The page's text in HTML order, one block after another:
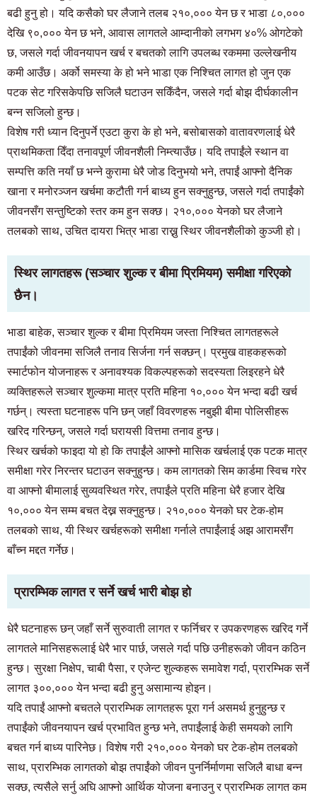
बढी हुनु हो। यदि कसैको घर लैजाने तलब २१०,००० येन छ र भाडा ८०,०००
देखि ९०,००० येन छ भने, आवास लागतले आम्दानीको लगभग ४०% ओगटेको
छ, जसले गर्दा जीवनयापन खर्च र बचतको लागि उपलब्ध रकममा उल्लेखनीय
कमी आउँछ। अर्को समस्या के हो भने भाडा एक निश्चित लागत हो जुन एक
पटक सेट गरिसकेपछि सजिलै घटाउन सकिँदैन, जसले गर्दा बोझ दीर्घकालीन
बन्न सजिलो हुन्छ।
विशेष गरी ध्यान दिनुपर्ने एउटा कुरा के हो भने, बसोबासको वातावरणलाई धेरै
प्राथमिकता दिँदा तनावपूर्ण जीवनशैली निम्त्याउँछ। यदि तपाईंले स्थान वा
सम्पत्ति कति नयाँ छ भन्ने कुरामा धेरै जोड दिनुभयो भने, तपाईं आफ्नो दैनिक
खाना र मनोरञ्जन खर्चमा कटौती गर्न बाध्य हुन सक्नुहुन्छ, जसले गर्दा तपाईंको
जीवनसँग सन्तुष्टिको स्तर कम हुन सक्छ। २१०,००० येनको घर लैजाने
तलबको साथ, उचित दायरा भित्र भाडा राख्नु स्थिर जीवनशैलीको कुञ्जी हो।
स्थिर लागतहरू (सञ्चार शुल्क र बीमा प्रिमियम) समीक्षा गरिएको
छैन।
भाडा बाहेक, सञ्चार शुल्क र बीमा प्रिमियम जस्ता निश्चित लागतहरूले
तपाईंको जीवनमा सजिलै तनाव सिर्जना गर्न सक्छन्। प्रमुख वाहकहरूको
स्मार्टफोन योजनाहरू र अनावश्यक विकल्पहरूको सदस्यता लिइरहने धेरै
व्यक्तिहरूले सञ्चार शुल्कमा मात्र प्रति महिना १०,००० येन भन्दा बढी खर्च
गर्छन्। त्यस्ता घटनाहरू पनि छन् जहाँ विवरणहरू नबुझी बीमा पोलिसीहरू
खरिद गरिन्छन्, जसले गर्दा घरायसी वित्तमा तनाव हुन्छ।
स्थिर खर्चको फाइदा यो हो कि तपाईंले आफ्नो मासिक खर्चलाई एक पटक मात्र
समीक्षा गरेर निरन्तर घटाउन सक्नुहुन्छ। कम लागतको सिम कार्डमा स्विच गरेर
वा आफ्नो बीमालाई सुव्यवस्थित गरेर, तपाईंले प्रति महिना धेरै हजार देखि
१०,००० येन सम्म बचत देख्न सक्नुहुन्छ। २१०,००० येनको घर टेक-होम
तलबको साथ, यी स्थिर खर्चहरूको समीक्षा गर्नाले तपाईंलाई अझ आरामसँग
बाँच्न मद्दत गर्नेछ।
प्रारम्भिक लागत र सर्ने खर्च भारी बोझ हो
धेरै घटनाहरू छन् जहाँ सर्ने सुरुवाती लागत र फर्निचर र उपकरणहरू खरिद गर्ने
लागतले मानिसहरूलाई धेरै भार पार्छ, जसले गर्दा पछि उनीहरूको जीवन कठिन
हुन्छ। सुरक्षा निक्षेप, चाबी पैसा, र एजेन्ट शुल्कहरू समावेश गर्दा, प्रारम्भिक सर्ने
लागत ३००,००० येन भन्दा बढी हुनु असामान्य होइन।
यदि तपाईं आफ्नो बचतले प्रारम्भिक लागतहरू पूरा गर्न असमर्थ हुनुहुन्छ र
तपाईंको जीवनयापन खर्च प्रभावित हुन्छ भने, तपाईंलाई केही समयको लागि
बचत गर्न बाध्य पारिनेछ। विशेष गरी २१०,००० येनको घर टेक-होम तलबको
साथ, प्रारम्भिक लागतको बोझ तपाईंको जीवन पुनर्निर्माणमा सजिलै बाधा बन्न
सक्छ, त्यसैले सर्नु अघि आफ्नो आर्थिक योजना बनाउनु र प्रारम्भिक लागत कम